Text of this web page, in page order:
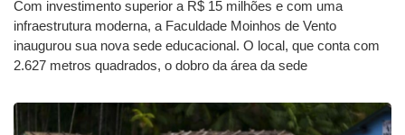
Com investimento superior a R$ 15 milhões e com uma
infraestrutura moderna, a Faculdade Moinhos de Vento
inaugurou sua nova sede educacional. O local, que conta com
2.627 metros quadrados, o dobro da área da sede